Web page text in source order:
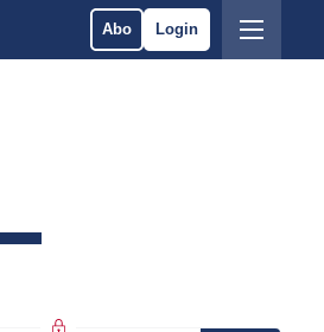
Abo Login